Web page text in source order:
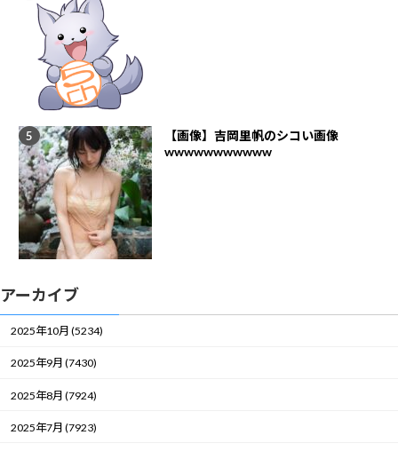
【画像】吉岡里帆のシコい画像
wwwwwwwwwww
アーカイブ
2025年10月 (5234)
2025年9月 (7430)
2025年8月 (7924)
2025年7月 (7923)